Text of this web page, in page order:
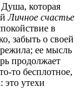
которая
Личное счастье
в
забыть о своей
ее мысль
продолжает
то бесплотное,
утехи